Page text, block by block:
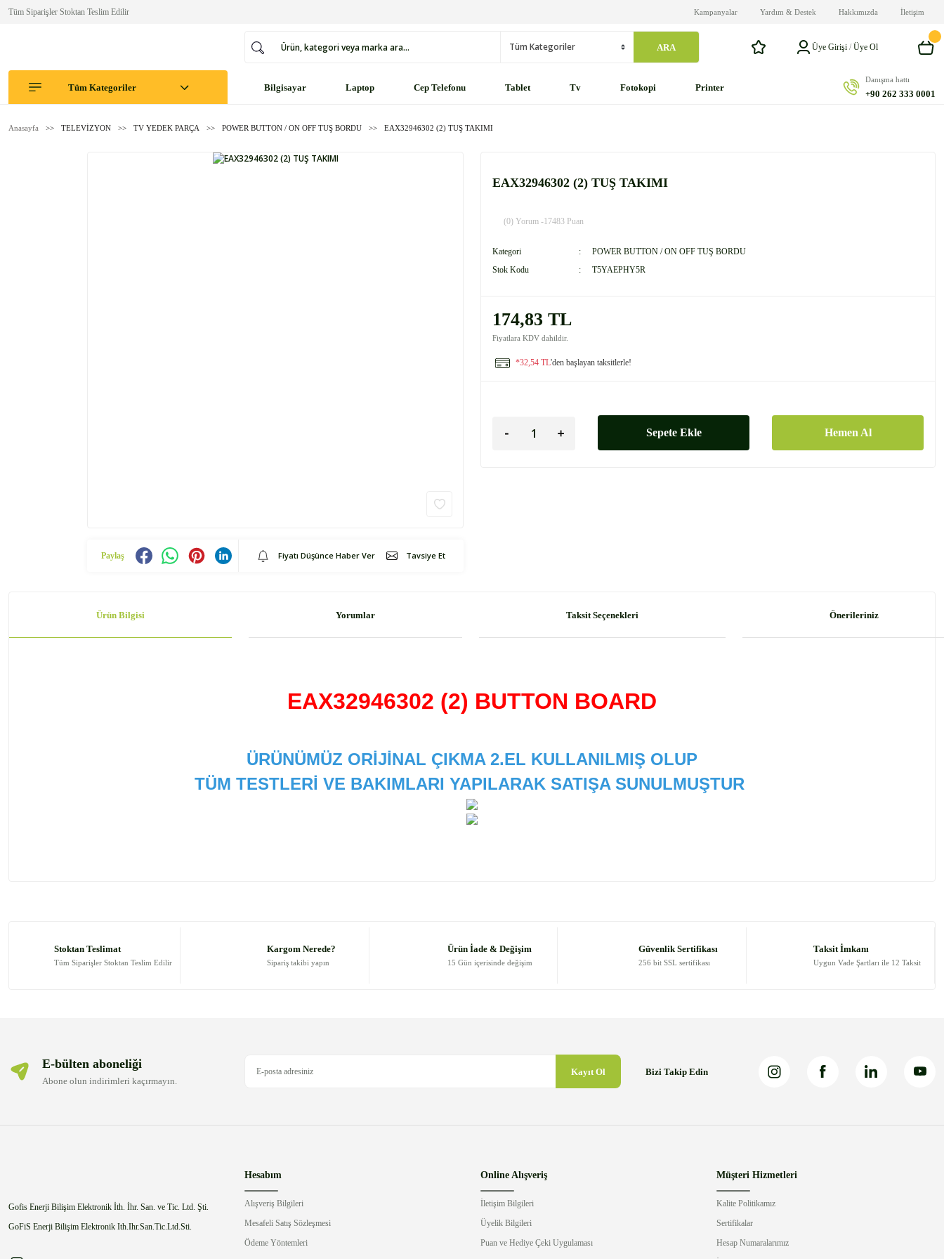
Tüm Siparişler Stoktan Teslim Edilir Kampanyalar Yardım & Destek Hakkımızda İletişim
ARA Üye Girişi /Üye Ol
Tüm Kategoriler Bilgisayar Laptop Cep Telefonu Tablet Tv Fotokopi Printer
Danışma hattı
+90 262 333 0001
Anasayfa TELEVİZYON TV YEDEK PARÇA POWER BUTTON / ON OFF TUŞ BORDU EAX32946302 (2) TUŞ TAKIMI
Paylaş Fiyatı Düşünce Haber Ver Tavsiye Et
EAX32946302 (2) TUŞ TAKIMI
(0) Yorum -17483 Puan
Kategori
POWER BUTTON / ON OFF TUŞ BORDU
Stok Kodu
T5YAEPHY5R
174,83 TL
Fiyatlara KDV dahildir.
*32,54 TL'den başlayan taksitlerle!
Sepete Ekle Hemen Al
Ürün Bilgisi Yorumlar Taksit Seçenekleri Önerileriniz
EAX32946302 (2) BUTTON BOARD
ÜRÜNÜMÜZ ORİJİNAL ÇIKMA 2.EL KULLANILMIŞ OLUP
TÜM TESTLERİ VE BAKIMLARI YAPILARAK SATIŞA SUNULMUŞTUR
Ürün bilgilerinde hatalar bulunuyor.
Stoktan Teslimat
Tüm Siparişler Stoktan Teslim Edilir
Kargom Nerede?
Sipariş takibi yapın
Ürün İade & Değişim
15 Gün içerisinde değişim
Güvenlik Sertifikası
256 bit SSL sertifikası
Taksit İmkanı
Uygun Vade Şartları ile 12 Taksit
E-bülten aboneliği
Abone olun indirimleri kaçırmayın.
Kayıt Ol Bizi Takip Edin
Gofis Enerji Bilişim Elektronik İth. İhr. San. ve Tic. Ltd. Şti.
GoFiS Enerji Bilişim Elektronik Ith.Ihr.San.Tic.Ltd.Sti.
Hesabım
Alışveriş Bilgileri
Mesafeli Satış Sözleşmesi
Ödeme Yöntemleri
Online Alışveriş
İletişim Bilgileri
Üyelik Bilgileri
Puan ve Hediye Çeki Uygulaması
Müşteri Hizmetleri
Kalite Politikamız
Sertifikalar
Hesap Numaralarımız